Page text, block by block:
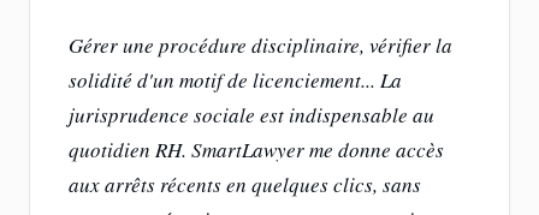
Gérer une procédure disciplinaire, vérifier la
solidité d'un motif de licenciement... La
jurisprudence sociale estindispensable au
quotidien RH. SmartLawyer me donne accès
aux arrêts récents en quelques clics, sans